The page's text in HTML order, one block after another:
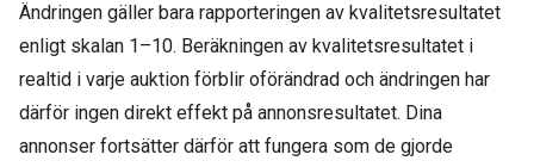
Ändringen gäller bara rapporteringen av kvalitetsresultatet
enligt skalan 1–10. Beräkningen av kvalitetsresultatet i
realtid i varje auktion förblir oförändrad och ändringen har
därför ingen direkt effekt på annonsresultatet. Dina
annonser fortsätter därför att fungera som de gjorde